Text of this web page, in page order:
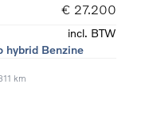
€ 27.200
incl. BTW
hybrid Benzine
km